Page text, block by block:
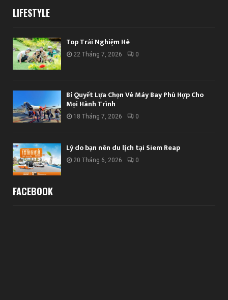
LIFESTYLE
Top Trải Nghiệm Hè
22 Tháng 7, 2026 0
Bí Quyết Lựa Chọn Vé Máy Bay Phù Hợp Cho
Mọi Hành Trình
18 Tháng 7, 2026 0
Lý do bạn nên du lịch tại Siem Reap
20 Tháng 6, 2026 0
FACEBOOK